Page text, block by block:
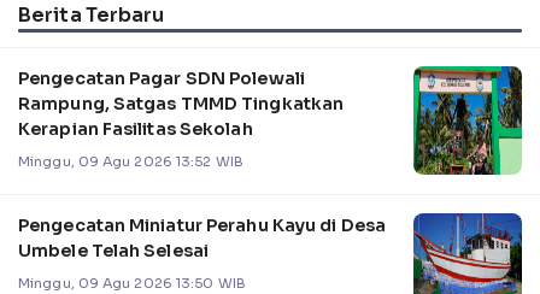
Berita Terbaru
Pengecatan Pagar SDN Polewali
Rampung, Satgas TMMD Tingkatkan
Kerapian Fasilitas Sekolah
Minggu, 09 Agu 2026 13:52 WIB
Pengecatan Miniatur Perahu Kayu di Desa
Umbele Telah Selesai
Minggu, 09 Agu 2026 13:50 WIB